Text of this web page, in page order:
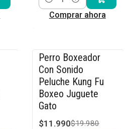
Cantidad
Comprar ahora
-40% OFF
Perro Boxeador
Con Sonido
Peluche Kung Fu
Boxeo Juguete
Gato
$11.990$19.980